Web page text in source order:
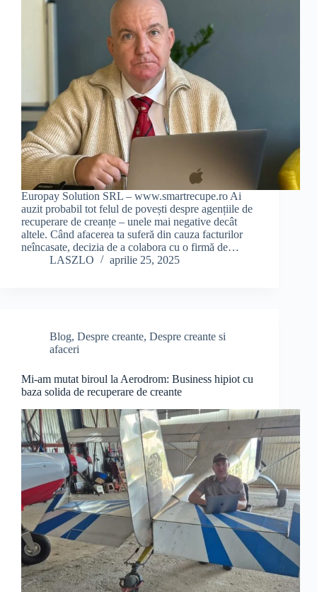
Europay Solution SRL – www.smartrecupe.ro Ai
auzit probabil tot felul de povești despre agențiile de
recuperare de creanțe – unele mai negative decât
altele. Când afacerea ta suferă din cauza facturilor
neîncasate, decizia de a colabora cu o firmă de…
LASZLO
aprilie 25, 2025
Blog, Despre creante, Despre creante si
afaceri
Mi-am mutat biroul la Aerodrom: Business hipiot cu
baza solida de recuperare de creante